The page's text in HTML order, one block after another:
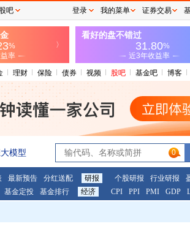
理财 保险 债券 视频 股吧 基金吧 博客
模型 0
最新预告 分红送配 研报 个股研报 行业研报
基金定投 基金排行 经济 CPI PPI PMI GDP
股吧 登录 我的菜单 证券交易